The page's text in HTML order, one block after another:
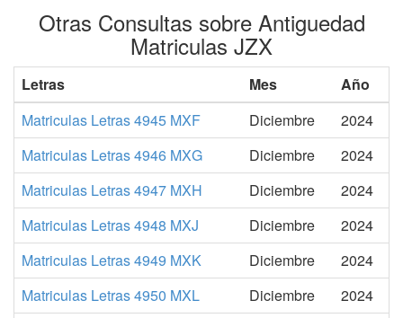
Otras Consultas sobre Antiguedad
Matriculas JZX
Letras Mes
Año
Matriculas Letras 4945 MXF
Diciembre
2024
Matriculas Letras 4946 MXG
Diciembre
2024
Matriculas Letras 4947 MXH
Diciembre
2024
Matriculas Letras 4948 MXJ
Diciembre
2024
Matriculas Letras 4949 MXK
Diciembre
2024
Matriculas Letras 4950 MXL
Diciembre
2024